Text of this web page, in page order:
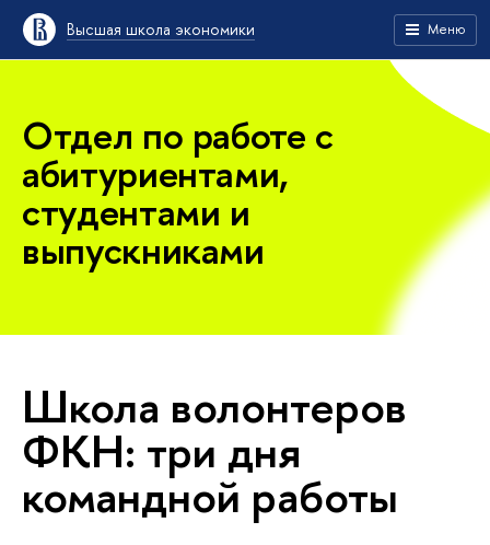
Высшая школа экономики Меню
Отдел по работе с
абитуриентами,
студентами и
выпускниками
Школа волонтеров
ФКН: три дня
командной работы